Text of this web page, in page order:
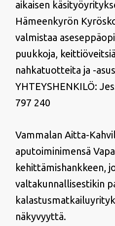
aikaisen
Hämeenkyrön
valmistaa
puukkoja,
nahkatuotteita ja -
YHTEYSHENKILÖ:
797 240
Vammalan Aitta-
aputoiminimensä
kehittämishankkeen,
valtakunnallisestikin
näkyvyyttä.